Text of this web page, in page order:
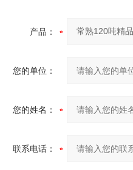
产品：
您的单位：
您的姓名：
联系电话：